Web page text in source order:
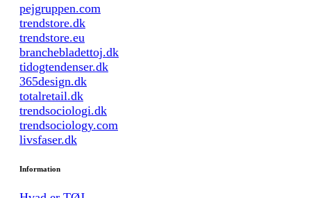
pejgruppen.com
trendstore.dk
trendstore.eu
branchebladettoj.dk
tidogtendenser.dk
365design.dk
totalretail.dk
trendsociologi.dk
trendsociology.com
livsfaser.dk
Information